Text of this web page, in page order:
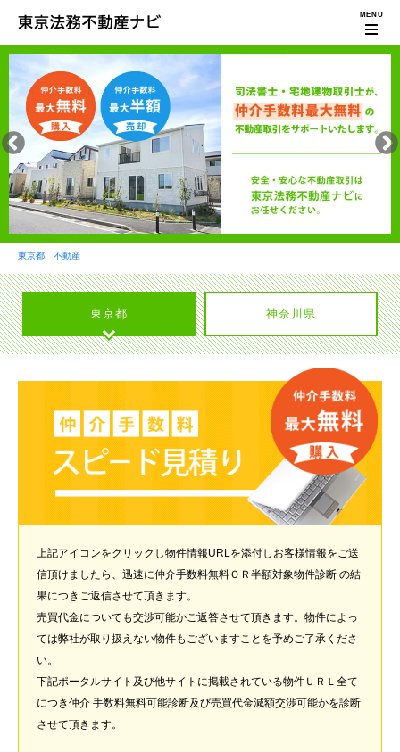
東京都 不動産
東京都 神奈川県
上記アイコンをクリックし物件情報URLを添付しお客様情報をご送
信頂けましたら、迅速に仲介手数料無料ＯＲ半額対象物件診断 の結
果につきご返信させて頂きます。
売買代金についても交渉可能かご返答させて頂きます。物件によっ
ては弊社が取り扱えない物件もございますことを予めご了承くださ
い。
下記ポータルサイト及び他サイトに掲載されている物件ＵＲＬ全て
につき仲介 手数料無料可能診断及び売買代金減額交渉可能かを診断
させて頂きます。